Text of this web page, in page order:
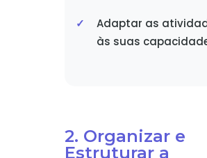
Adaptar as
às suas
2. Organizar e
Estruturar a